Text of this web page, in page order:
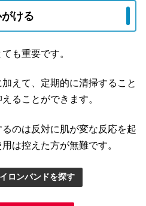
ける
も重要です。
えて、定期的に清掃すること
ることができます。
のは反対に肌が変な反応を起
は控えた方が無難です。
ロンバンドを探す